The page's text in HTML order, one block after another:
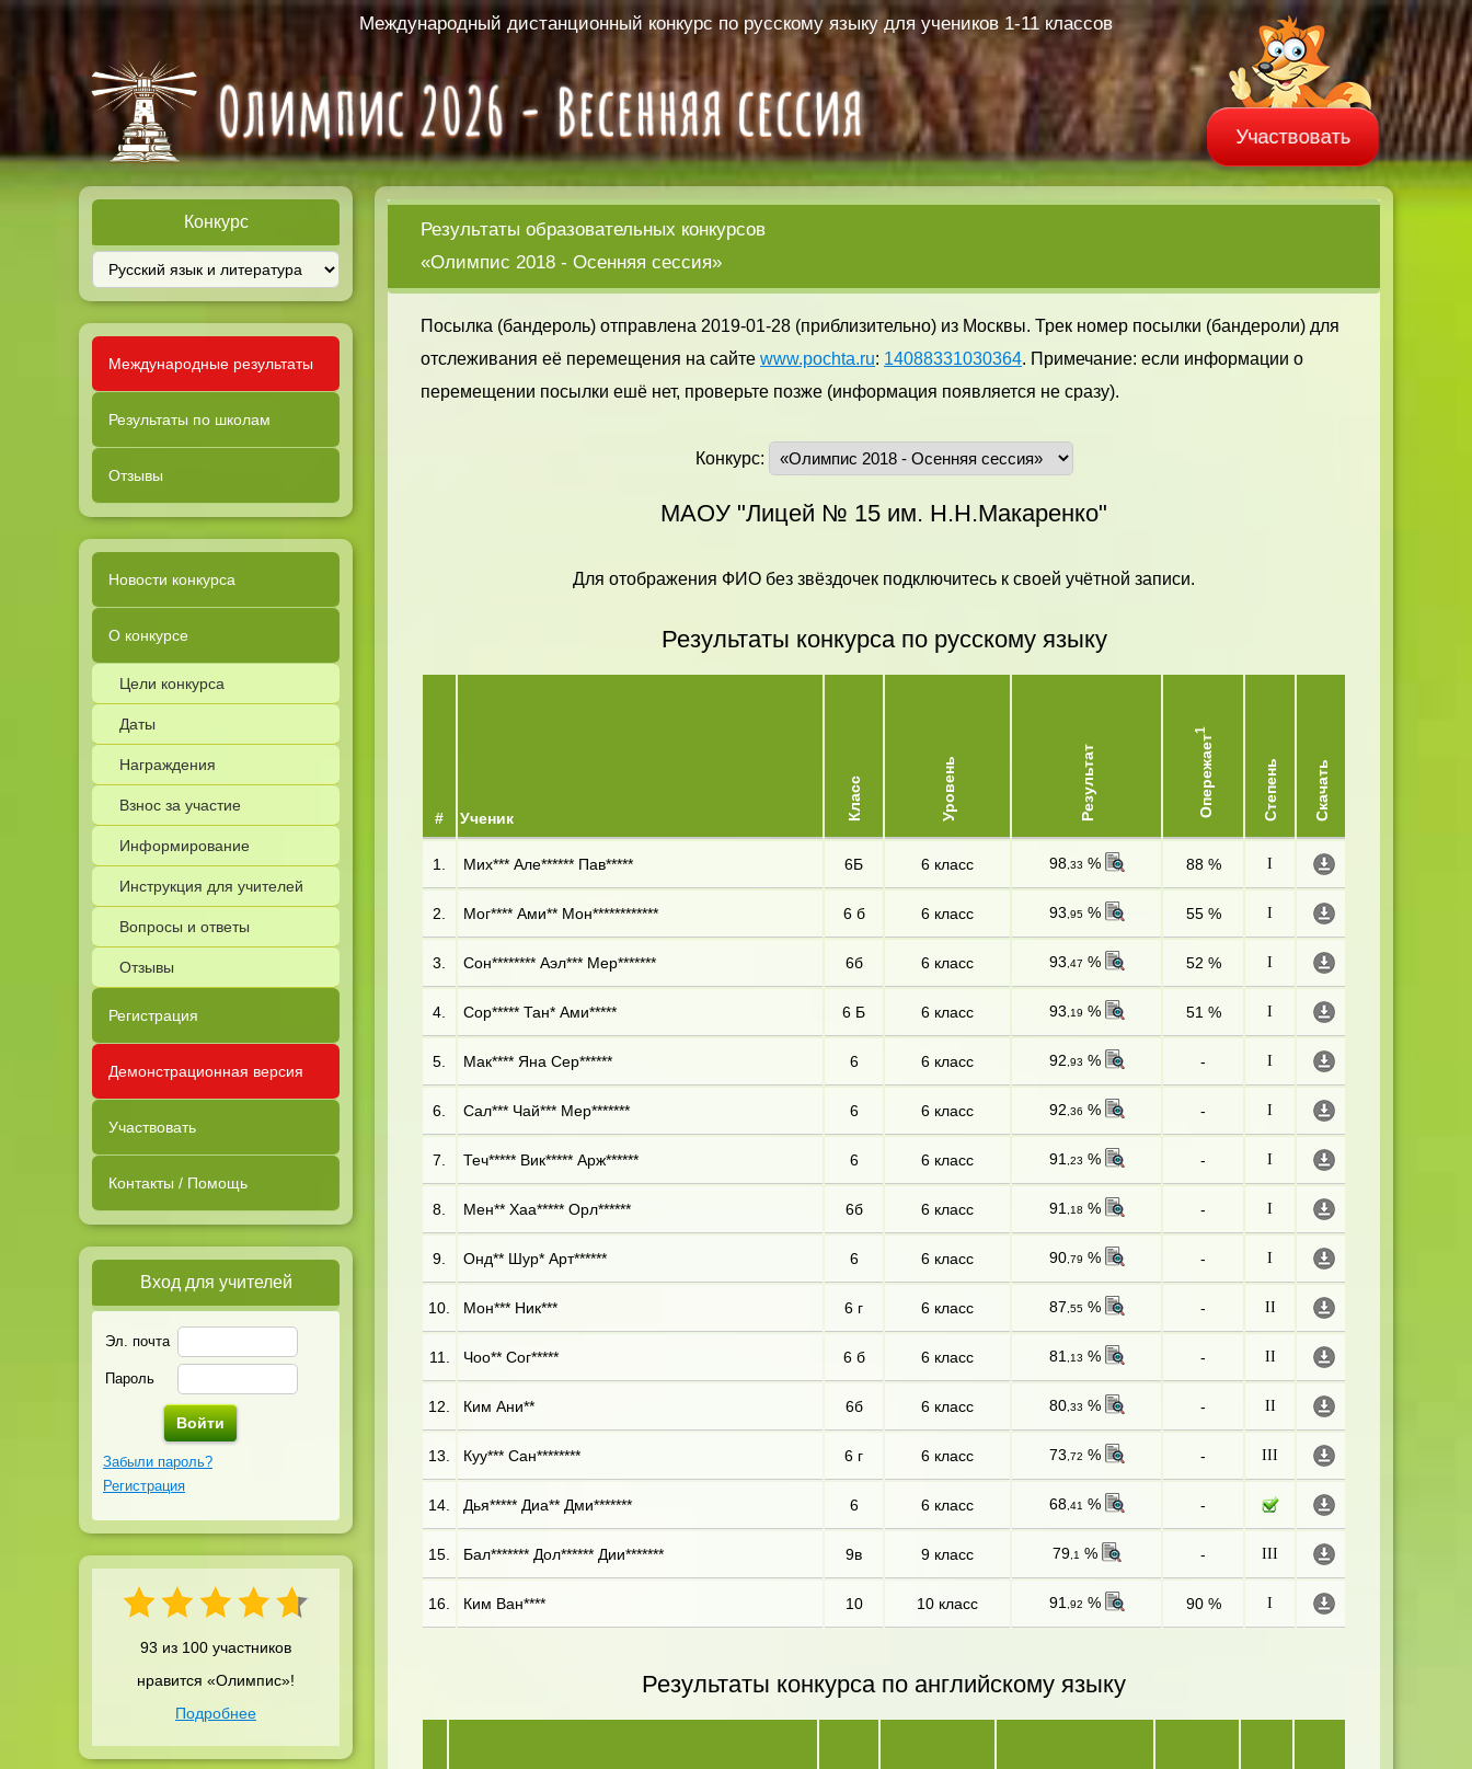
Международный дистанционный конкурс по русскому языку для учеников 1-11 классов
Участвовать
Конкурс
Международные результаты
Результаты по школам
Отзывы
Новости конкурса
О конкурсе
Цели конкурса
Даты
Награждения
Взнос за участие
Информирование
Инструкция для учителей
Вопросы и ответы
Отзывы
Регистрация
Демонстрационная версия
Участвовать
Контакты / Помощь
Вход для учителей
Эл. почта
Пароль
Забыли пароль?
Регистрация
93 из 100 участников
нравится «Олимпис»!
Подробнее
Результаты образовательных конкурсов
«Олимпис 2018 - Осенняя сессия»
Посылка (бандероль) отправлена 2019-01-28 (приблизительно) из Москвы. Трек номер посылки (бандероли) для
отслеживания её перемещения на сайте www.pochta.ru: 14088331030364. Примечание: если информации о
перемещении посылки ешё нет, проверьте позже (информация появляется не сразу).
Конкурс:
МАОУ "Лицей № 15 им. Н.Н.Макаренко"
Для отображения ФИО без звёздочек подключитесь к своей учётной записи.
Результаты конкурса по русскому языку
# Ученик Класс Уровень Результат Опережает
1
Степень Скачать
1. Мих*** Але****** Пав***** 6Б 6 класс 98,33 % 88 % I
2. Мог**** Ами** Мон************ 6 б 6 класс 93 ,95% 55 % I
3. Сон******** Аэл*** Мер******* 6б 6 класс 93 ,47 % 52 % I
4. Сор***** Тан* Ами***** 6 Б 6 класс 93 ,19 % 51 % I
5. Мак**** Яна Сер****** 6 6 класс 92 ,93 % - I
6. Сал*** Чай*** Мер******* 6 6 класс 92 ,36 % - I
7. Теч***** Вик***** Арж****** 6 6 класс 91 ,23 % - I
8. Мен** Хаа***** Орл****** 6б 6 класс 91 ,18 % - I
9. Онд** Шур* Арт****** 6 6 класс 90,79 % - I
10. Мон*** Ник*** 6 г 6 класс 87 ,55% - II
11. Чоо** Сог***** 6 б 6 класс 81 ,13 % - II
12. Ким Ани** 6б 6 класс 80,33 % - II
13. Куу*** Сан******** 6 г 6 класс 73 ,72 % - III
14. Дья***** Диа** Дми******* 6 6 класс 68,41 % -
15. Бал******* Дол****** Дии******* 9в 9 класс 79,1 % - III
16. Ким Ван**** 10 10 класс 91 ,92 % 90 % I
Результаты конкурса по английскому языку